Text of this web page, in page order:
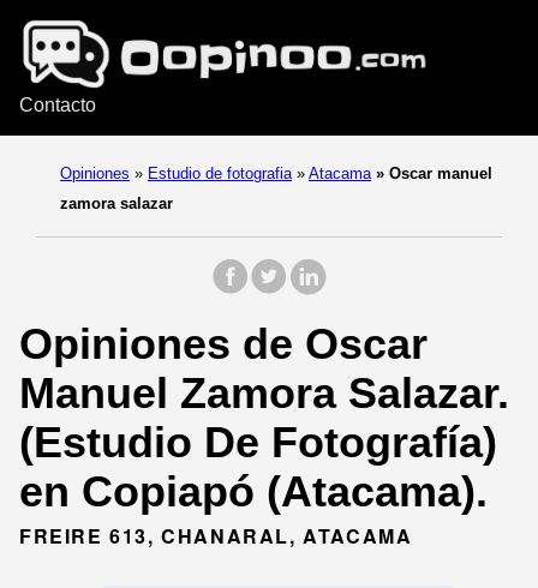
Contacto
Opiniones » Estudio de fotografia » Atacama » Oscar manuel
zamora salazar
Opiniones de Oscar
Manuel Zamora Salazar.
(Estudio De Fotografía)
en Copiapó (Atacama).
FREIRE 613, CHANARAL, ATACAMA